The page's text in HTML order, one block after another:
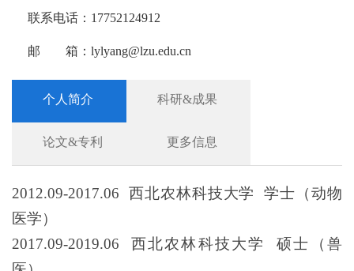
联系电话： 17752124912
邮 箱： lylyang@lzu.edu.cn
个人简介 科研&成果
论文&专利 更多信息
2012.09-2017.06 西北农林科技大学 学士（动物
医学）
2017.09-2019.06 西北农林科技大学 硕士（兽